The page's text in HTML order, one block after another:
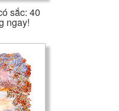
sắc: 40
ngay!